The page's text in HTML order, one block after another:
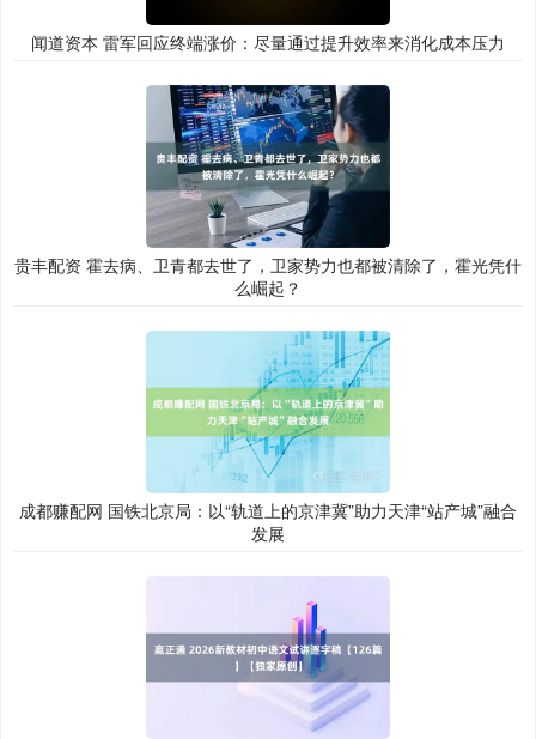
闻道资本 雷军回应终端涨价：尽量通过提升效率来消化成本压力
贵丰配资 霍去病、卫青都去世了，卫家势力也都被清除了，霍光凭什
么崛起？
成都赚配网 国铁北京局：以“轨道上的京津冀”助力天津“站产城”融合
发展